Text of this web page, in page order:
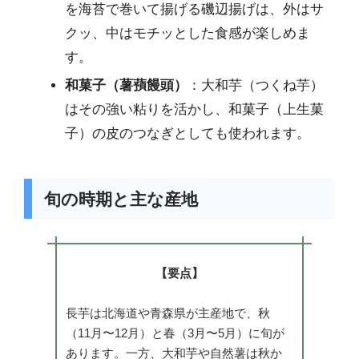
を海苔で巻いて揚げる磯辺揚げは、外はサ
クッ、中はモチッとした食感が楽しめま
す。
和菓子（薯蕷饅頭）
：大和芋（つくね芋）
はその強い粘りを活かし、和菓子（上生菓
子）の皮のつなぎとしても使われます。
旬の時期と主な産地
【要点】
長芋は北海道や青森県が主産地で、秋
（11月〜12月）と春（3月〜5月）に旬が
あります。一方、大和芋や自然薯は秋か